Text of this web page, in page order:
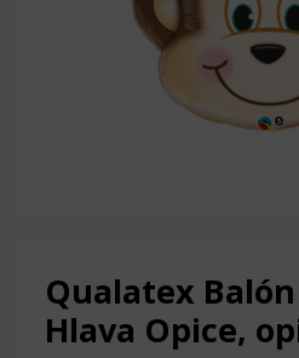
Qualatex
Hlava Opice,